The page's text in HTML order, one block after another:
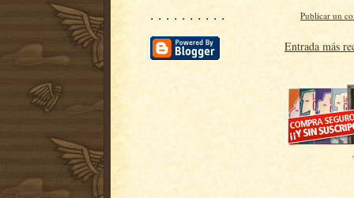
· · · · · · · · · · Publicar un
Entrada más